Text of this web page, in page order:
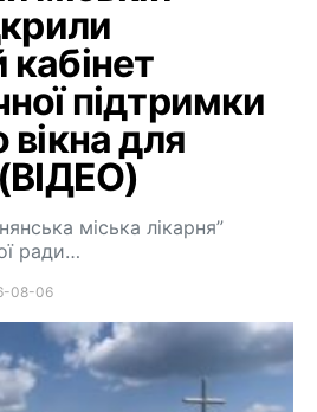
підтримки
вікна для
міська лікарня”
ради…
08-06